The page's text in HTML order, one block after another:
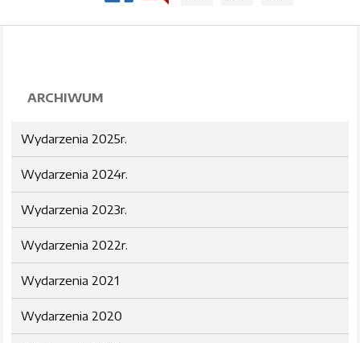
ARCHIWUM
Wydarzenia 2025r.
Wydarzenia 2024r.
Wydarzenia 2023r.
Wydarzenia 2022r.
Wydarzenia 2021
Wydarzenia 2020